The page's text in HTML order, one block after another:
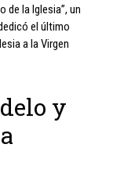
de la Iglesia”, un
el último
a la Virgen
y